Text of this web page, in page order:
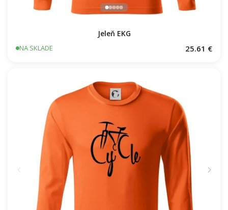
Jeleň EKG
NA SKLADE 25.61 €